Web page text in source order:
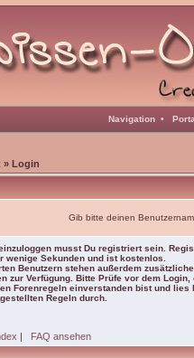
Navigation •
» Login
Gib bitte deinen
musst Du registriert sein.
wenige Sekunden und ist kostenlos.
Benutzern stehen außerdem zusätzliche
zur Verfügung. Bitte Prüfe vor dem Login,
Forenregeln einverstanden bist und lies
Regeln durch.
| FAQ ansehen